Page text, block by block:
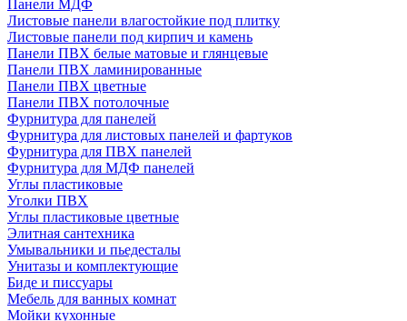
Панели МДФ
Листовые панели влагостойкие под плитку
Листовые панели под кирпич и камень
Панели ПВХ белые матовые и глянцевые
Панели ПВХ ламинированные
Панели ПВХ цветные
Панели ПВХ потолочные
Фурнитура для панелей
Фурнитура для листовых панелей и фартуков
Фурнитура для ПВХ панелей
Фурнитура для МДФ панелей
Углы пластиковые
Уголки ПВХ
Углы пластиковые цветные
Элитная сантехника
Умывальники и пьедесталы
Унитазы и комплектующие
Биде и писсуары
Мебель для ванных комнат
Мойки кухонные